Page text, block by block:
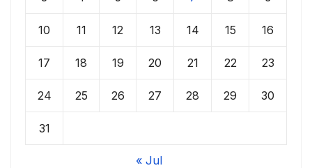
10 11 12 13 14 15 16
17 18 19 20 21 22 23
24 25 26 27 28 29 30
31
« Jul